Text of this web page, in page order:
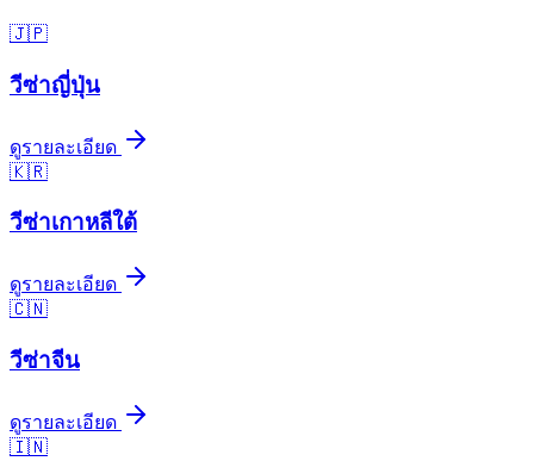
🇯🇵
วีซ่าญี่ปุ่น
ดูรายละเอียด
🇰🇷
วีซ่าเกาหลีใต้
ดูรายละเอียด
🇨🇳
วีซ่าจีน
ดูรายละเอียด
🇮🇳